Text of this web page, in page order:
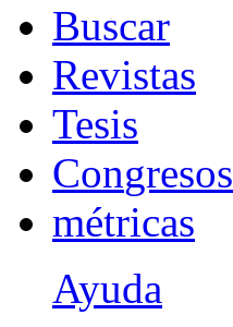
Buscar
Revistas
Tesis
Congresos
métricas
Ayuda